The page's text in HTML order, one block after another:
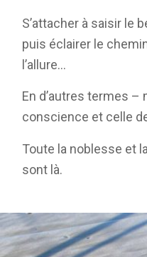
S’attacher à saisir le
puis éclairer le
l’allure…
En d’autres termes –
conscience et celle
Toute la noblesse et
sont là.